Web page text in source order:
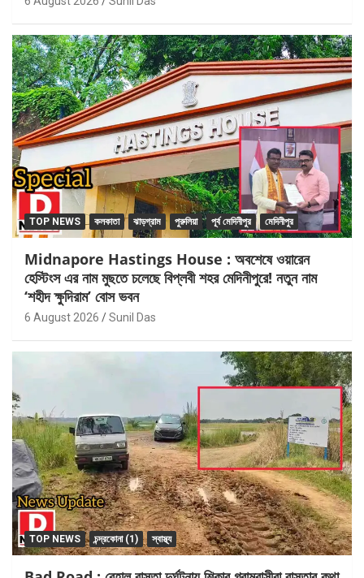
TOP NEWS কলকাতা ঝাড়গ্রাম পুরুলিয়া পূর্ব মেদিনীপুর মেদিনীপুর
Midnapore Hastings House : অবশেষে ওয়ারেন
হেস্টিংস এর নাম মুছতে চলেছে বিপ্লবী শহর মেদিনীপুরে! নতুন নাম
‘শহীদ ক্ষুদিরাম’ বোস ভবন
6 August 2026 Sunil Das
TOP NEWS চন্দ্রকোনা (1) স্বাস্থ্য